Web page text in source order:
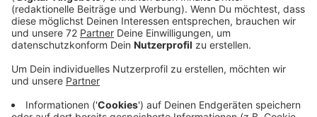
Der Mann mit der Marshmello Maske ist ein großes
Enigma in der Popmusik. Die Öffentlichkeit weiß nicht,
wer unter der Maske steckt. Es ist also ungefähr so,
wie man nicht weiß, wie Mark Forster ohne Mütze
aussieht. Heißt ja nicht, dass er nicht trotzdem gute
gemacht hat, passt perfekt zu diesem heißen